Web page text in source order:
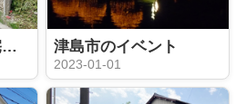
【津島市の新築住宅】 ゆとりの敷地80坪♪津島市南本町 全２棟 津島市のイベント
2023-01-01